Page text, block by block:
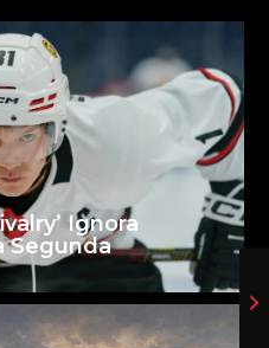
Ignora
Segunda